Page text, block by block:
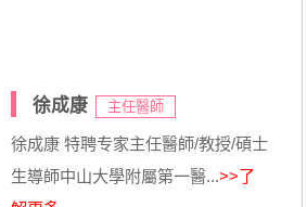
徐成康 主任醫師
徐成康 特聘专家主任醫師/教授/碩士
生導師中山大學附屬第一醫...>>了